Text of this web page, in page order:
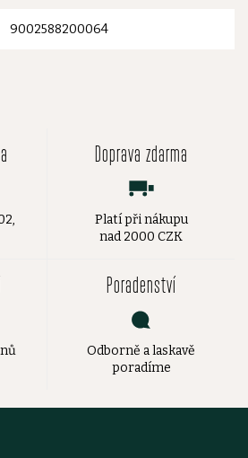
9002588200064
Doprava zdarma
Platí při nákupu
nad 2000 CZK
Poradenství
Odborně a laskavě
poradíme